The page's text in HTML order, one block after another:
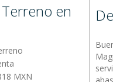
en
MXN